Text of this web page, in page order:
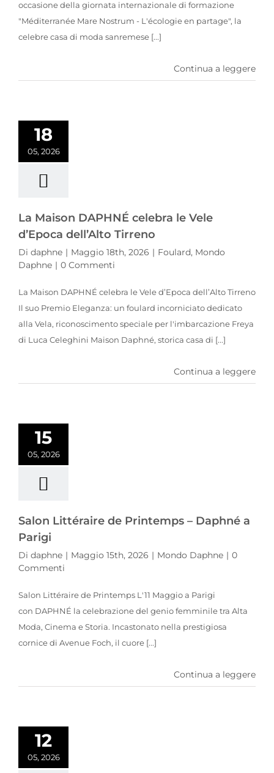
occasione della giornata internazionale di formazione
"Méditerranée Mare Nostrum - L'écologie en partage", la
celebre casa di moda sanremese [...]
Continua a leggere
18
05, 2026
La Maison DAPHNÉ celebra le Vele
d’Epoca dell’Alto Tirreno
Di daphne | Maggio 18th, 2026 | Foulard, Mondo
Daphne | 0 Commenti
La Maison DAPHNÉ celebra le Vele d’Epoca dell’Alto Tirreno
Il suo Premio Eleganza: un foulard incorniciato dedicato
alla Vela, riconoscimento speciale per l'imbarcazione Freya
di Luca Celeghini Maison Daphné, storica casa di [...]
Continua a leggere
15
05, 2026
Salon Littéraire de Printemps – Daphné a
Parigi
Di daphne | Maggio 15th, 2026 | Mondo Daphne | 0
Commenti
Salon Littéraire de Printemps L'11 Maggio a Parigi
con DAPHNÉ la celebrazione del genio femminile tra Alta
Moda, Cinema e Storia. Incastonato nella prestigiosa
cornice di Avenue Foch, il cuore [...]
Continua a leggere
12
05, 2026